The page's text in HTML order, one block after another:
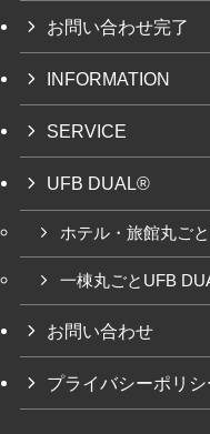
お問い合わせ完了
INFORMATION
SERVICE
UFB DUAL®
ホテル・旅館丸ご
一棟丸ごとUFB
お問い合わせ
プライバシーポリシ